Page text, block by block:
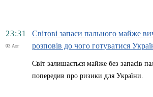
23:31
03 Авг
Світові запаси пального майже
розповів до чого готуватися
Світ залишається майже без запасів
попередив про ризики для України.